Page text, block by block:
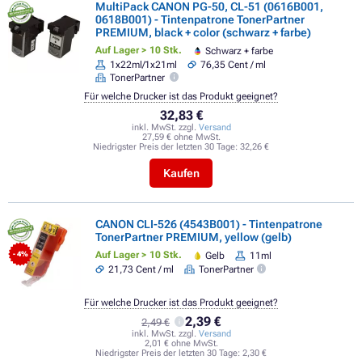
MultiPack CANON PG-50, CL-51 (0616B001,
0618B001) - Tintenpatrone TonerPartner
PREMIUM, black + color (schwarz + farbe)
Auf Lager > 10 Stk.
Schwarz + farbe
1x22ml/1x21ml
76,35 Cent / ml
TonerPartner
32,83 €
inkl. MwSt. zzgl. Versand
27,59 € ohne MwSt.
Niedrigster Preis der letzten 30 Tage: 32,26 €
Kaufen
Für welche Drucker ist das Produkt geeignet?
- 4%
CANON CLI-526 (4543B001) - Tintenpatrone
TonerPartner PREMIUM, yellow (gelb)
Auf Lager > 10 Stk. Gelb
11ml
21,73 Cent / ml
TonerPartner
2,49 € 2,39 €
inkl. MwSt. zzgl. Versand
2,01 € ohne MwSt.
Niedrigster Preis der letzten 30 Tage: 2,30 €
Für welche Drucker ist das Produkt geeignet?